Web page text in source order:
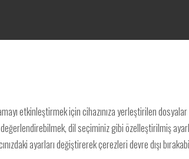
etkinleştirmek için cihazınıza yerleştirilen
değerlendirebilmek, dil seçiminiz gibi özelleştirilmiş
ayarları değiştirerek çerezleri devre dışı